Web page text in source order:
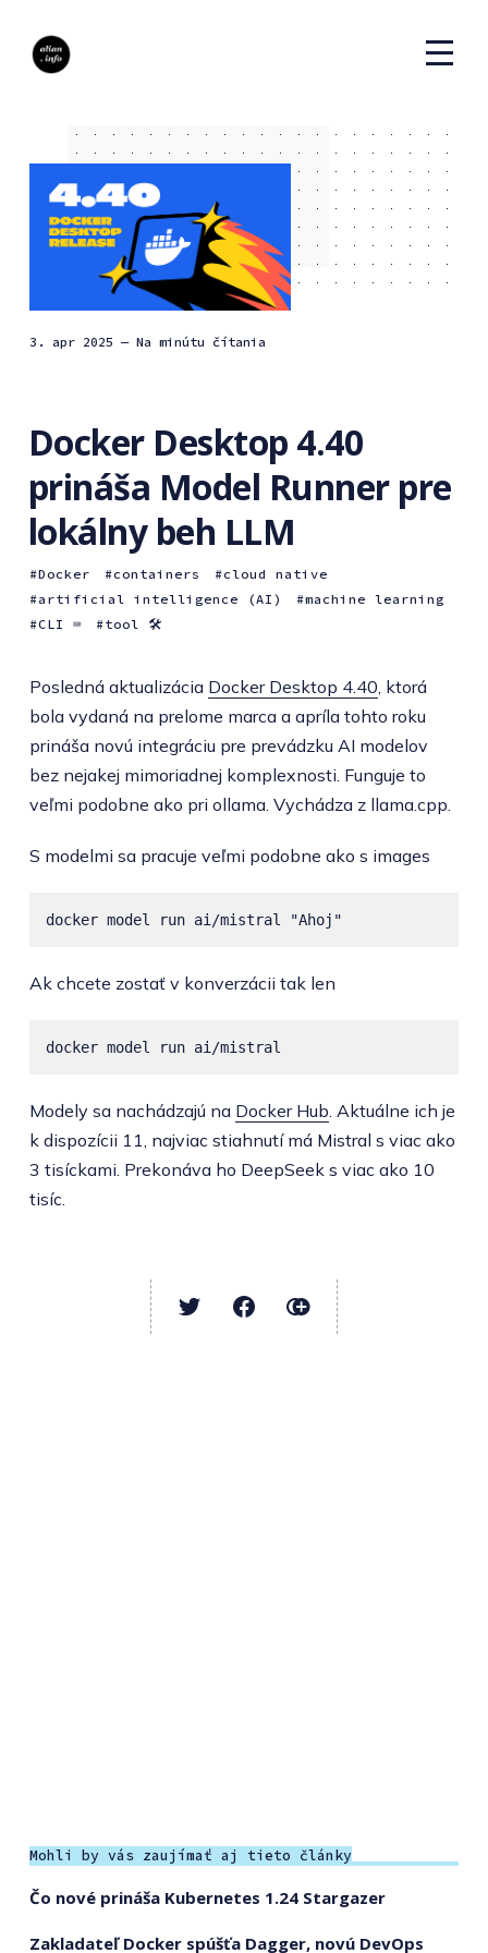
3. apr 2025 — Na minútu čítania
Docker Desktop 4.40
prináša Model Runner pre
lokálny beh LLM
Docker containers
cloud native
artificial intelligence (AI)
machine learning
CLI ⌨️
tool 🛠
Posledná aktualizácia Docker Desktop 4.40 , ktorá
bola vydaná na prelome marca a apríla tohto roku
prináša novú integráciu pre prevádzku AI modelov
bez nejakej mimoriadnej komplexnosti. Funguje to
veľmi podobne ako pri ollama. Vychádza z llama.cpp.
S modelmi sa pracuje veľmi podobne ako s images
Ak chcete zostať v konverzácii tak len
Modely sa nachádzajú na Docker Hub . Aktuálne ich je
k dispozícii 11, najviac stiahnutí má Mistral s viac ako
3 tisíckami. Prekonáva ho DeepSeek s viac ako 10
tisíc.
Mohli by vás zaujímať aj tieto články
Čo nové prináša Kubernetes 1.24 Stargazer
Zakladateľ Docker spúšťa Dagger, novú DevOps